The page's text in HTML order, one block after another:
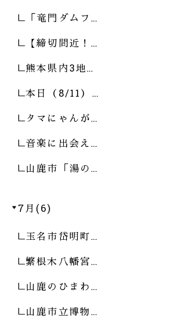
「竜門ダムフ…
【締切間近！…
熊本県内3地…
本日（8/11）…
タマにゃんが…
音楽に出会え…
山鹿市「湯の…
7月(6)
玉名市岱明町…
繁根木八幡宮…
山鹿のひまわ…
山鹿市立博物…